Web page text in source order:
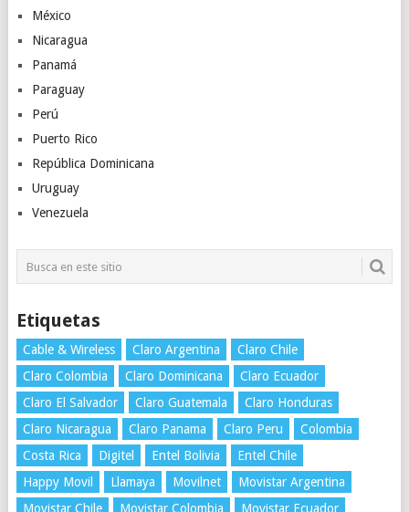
México
Nicaragua
Panamá
Paraguay
Perú
Puerto Rico
República Dominicana
Uruguay
Venezuela
Etiquetas
Cable & Wireless Claro Argentina
Claro Chile
Claro Colombia
Claro Dominicana
Claro Ecuador
Claro El Salvador
Claro Guatemala
Claro Honduras
Claro Nicaragua
Claro Panama Claro Peru
Colombia
Costa Rica
Digitel Entel Bolivia
Entel Chile
Happy Movil
Llamaya Movilnet
Movistar Argentina
Movistar Chile
Movistar Colombia Movistar Ecuador